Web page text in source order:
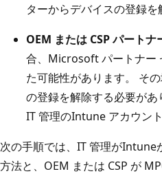
ターからデバイスの登録を
OEM または CSP パートナ
合、Microsoft パートナー
た可能性があります。 そ
の登録を解除する必要が
IT 管理のIntune アカウン
次の手順では、IT 管理がIntune
方法と、OEM または CSP が